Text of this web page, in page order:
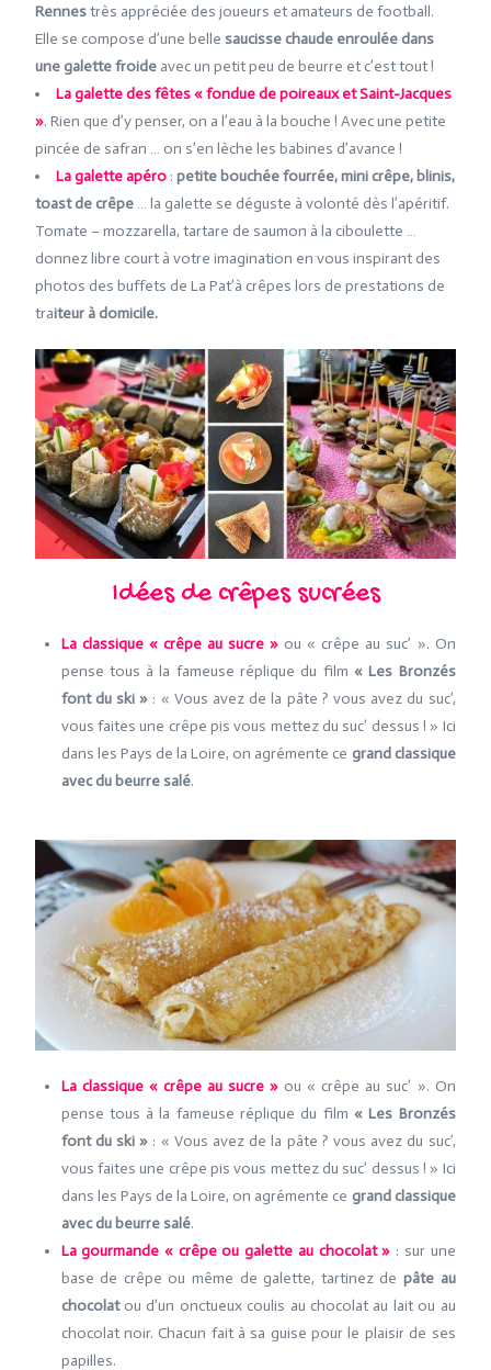
Rennestrès appréciée des joueurs et amateurs de football.
Elle se compose d’une belle saucisse chaude enroulée dans
une galette froide avec un petit peu de beurre et c’est tout !
La galette des fêtes « fondue de poireaux et Saint-Jacques
». Rien que d’y penser, on a l’eau à la bouche ! Avec une petite
pincée de safran … on s’en lèche les babines d’avance !
La galette apéro :petite bouchée fourrée, mini crêpe, blinis,
toast de crêpe … la galette se déguste à volonté dès l’apéritif.
Tomate – mozzarella, tartare de saumon à la ciboulette …
donnez libre court à votre imagination en vous inspirant des
photos des buffets de La Pat’à crêpes lors de prestations de
traiteur à domicile.
Idées de crêpes sucrées
La classique « crêpe au sucre »ou « crêpe au suc’ ». On
pense tous à la fameuse réplique du film « Les Bronzés
font du ski » : « Vous avez de la pâte ? vous avez du suc’,
vous faites une crêpe pis vous mettez du suc’ dessus ! » Ici
dans les Pays de la Loire, on agrémente ce grand classique
avec du beurre salé.
La classique « crêpe au sucre »ou « crêpe au suc’ ». On
pense tous à la fameuse réplique du film « Les Bronzés
font du ski » : « Vous avez de la pâte ? vous avez du suc’,
vous faites une crêpe pis vous mettez du suc’ dessus ! » Ici
dans les Pays de la Loire, on agrémente ce grand classique
avec du beurre salé.
La gourmande « crêpe ou galette au chocolat » : sur une
base de crêpe ou même de galette, tartinez de pâte au
chocolatou d’un onctueux coulis au chocolat au lait ou au
chocolat noir. Chacun fait à sa guise pour le plaisir de ses
papilles.